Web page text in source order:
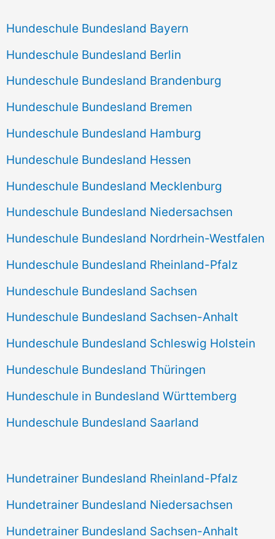
Hundeschule Bundesland Bayern
Hundeschule Bundesland Berlin
Hundeschule Bundesland Brandenburg
Hundeschule Bundesland Bremen
Hundeschule Bundesland Hamburg
Hundeschule Bundesland Hessen
Hundeschule Bundesland Mecklenburg
Hundeschule Bundesland Niedersachsen
Hundeschule Bundesland Nordrhein-Westfalen
Hundeschule Bundesland Rheinland-Pfalz
Hundeschule Bundesland Sachsen
Hundeschule Bundesland Sachsen-Anhalt
Hundeschule Bundesland Schleswig Holstein
Hundeschule Bundesland Thüringen
Hundeschule in Bundesland Württemberg
Hundeschule Bundesland Saarland
Hundetrainer Bundesland Rheinland-Pfalz
Hundetrainer Bundesland Niedersachsen
Hundetrainer Bundesland Sachsen-Anhalt